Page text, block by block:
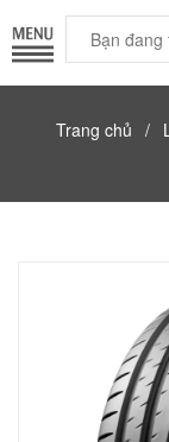
Trang chủ /